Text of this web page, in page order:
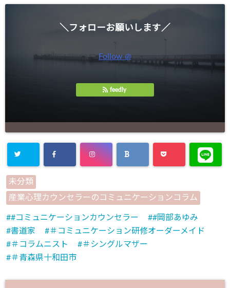
＼フォローお願いします／
Follow @
feedly
未分類
産業心理カウンセラーのコミュニケーションコラム
#コミュニケーションカウンセラー
#岡部あゆみ
書道家
＃コミュニケーション研修オーダーメイド
＃コラムニスト
＃シングルマザー
＃青森県十和田市